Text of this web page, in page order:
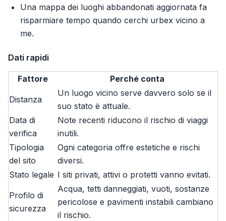
Una mappa dei luoghi abbandonati aggiornata fa
risparmiare tempo quando cerchi urbex vicino a
me.
Dati rapidi
Fattore Perché conta
Distanza
Un luogo vicino serve davvero solo se il
suo stato è attuale.
Data di
verifica
Note recenti riducono il rischio di viaggi
inutili.
Tipologia
del sito
Ogni categoria offre estetiche e rischi
diversi.
Stato legale I siti privati, attivi o protetti vanno evitati.
Profilo di
sicurezza
Acqua, tetti danneggiati, vuoti, sostanze
pericolose e pavimenti instabili cambiano
il rischio.